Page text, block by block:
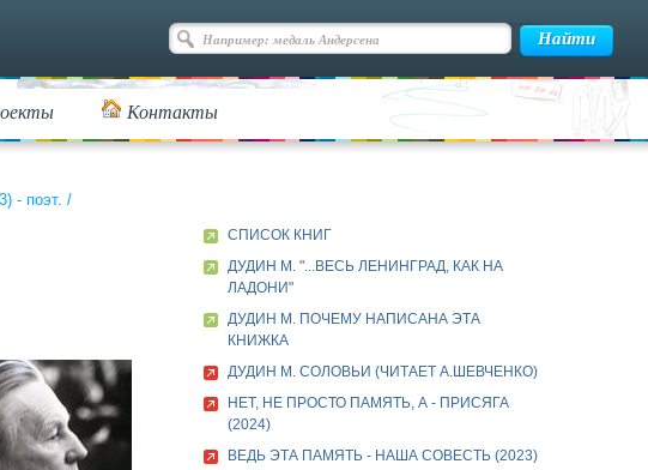
Контакты
- поэт. /
СПИСОК КНИГ
ДУДИН М. "...ВЕСЬ ЛЕНИНГРАД, КАК НА
ЛАДОНИ"
ДУДИН М. ПОЧЕМУ НАПИСАНА ЭТА
КНИЖКА
ДУДИН М. СОЛОВЬИ (ЧИТАЕТ А.ШЕВЧЕНКО)
НЕТ, НЕ ПРОСТО ПАМЯТЬ, А - ПРИСЯГА
(2024)
ВЕДЬ ЭТА ПАМЯТЬ - НАША СОВЕСТЬ (2023)